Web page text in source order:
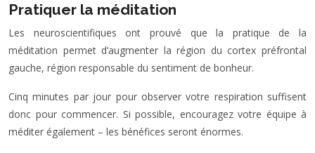
Pratiquer la méditation
Les neuroscientifiques ont prouvé que la pratique de la
méditation permet d’augmenter la région du cortex préfrontal
gauche, région responsable du sentiment de bonheur.
Cinq minutes par jour pour observer votre respiration suffisent
donc pour commencer. Si possible, encouragez votre équipe à
méditer également – les bénéfices seront énormes.